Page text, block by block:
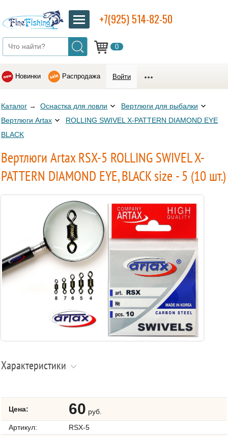
0
+7(925) 514-82-50
Новинки Распродажа Войти
Каталог → Оснастка для ловли
Вертлюги для рыбалки
Вертлюги Artax
ROLLING SWIVEL X-PATTERN DIAMOND EYE
BLACK
Вертлюги Artax RSX-5 ROLLING SWIVEL X-
PATTERN DIAMOND EYE, BLACK size - 5 (10 шт.)
Характеристики
Цена: 60 руб.
Артикул:
RSX-5